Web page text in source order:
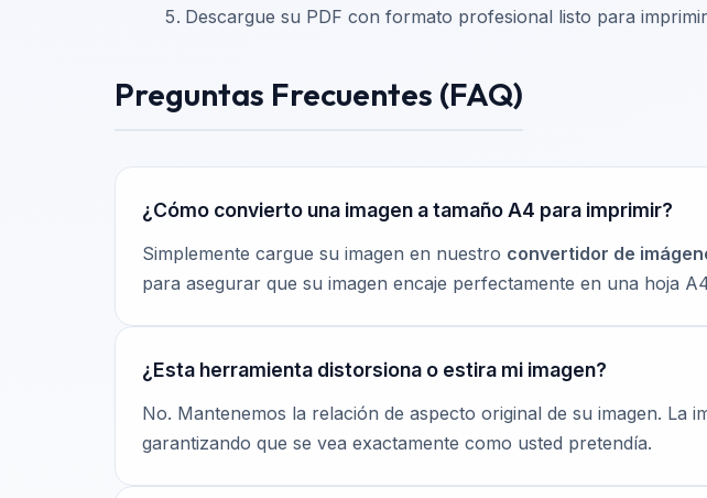
Descargue su PDF con formato profesional listo para
Preguntas Frecuentes (FAQ)
¿Cómo convierto una imagen a tamaño A4 para imprimir?
Simplemente cargue su imagen en nuestro convertidor de
para asegurar que su imagen encaje perfectamente en una hoja
¿Esta herramienta distorsiona o estira mi imagen?
No. Mantenemos la relación de aspecto original de su imagen. La
garantizando que se vea exactamente como usted pretendía.